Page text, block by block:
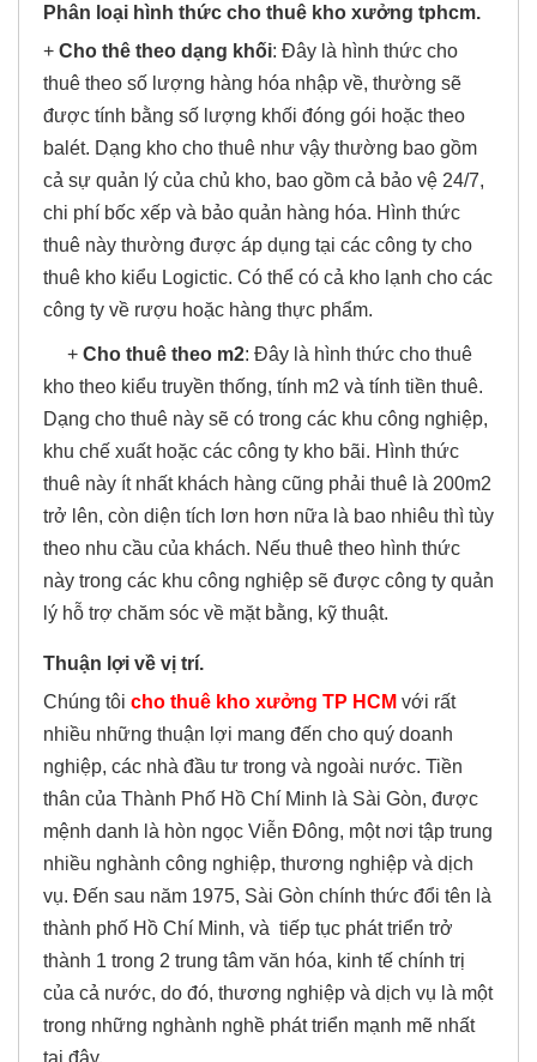
Phân loại hình thức cho thuê kho xưởng tphcm.
+ Cho thê theo dạng khối: Đây là hình thức cho
thuê theo số lượng hàng hóa nhập về, thường sẽ
được tính bằng số lượng khối đóng gói hoặc theo
balét. Dạng kho cho thuê như vậy thường bao gồm
cả sự quản lý của chủ kho, bao gồm cả bảo vệ 24/7,
chi phí bốc xếp và bảo quản hàng hóa. Hình thức
thuê này thường được áp dụng tại các công ty cho
thuê kho kiểu Logictic. Có thể có cả kho lạnh cho các
công ty về rượu hoặc hàng thực phẩm.
+ Cho thuê theo m2: Đây là hình thức cho thuê
kho theo kiểu truyền thống, tính m2 và tính tiền thuê.
Dạng cho thuê này sẽ có trong các khu công nghiệp,
khu chế xuất hoặc các công ty kho bãi. Hình thức
thuê này ít nhất khách hàng cũng phải thuê là 200m2
trở lên, còn diện tích lơn hơn nữa là bao nhiêu thì tùy
theo nhu cầu của khách. Nếu thuê theo hình thức
này trong các khu công nghiệp sẽ được công ty quản
lý hỗ trợ chăm sóc về mặt bằng, kỹ thuật.
Thuận lợi về vị trí.
Chúng tôi cho thuê kho xưởng TP HCM với rất
nhiều những thuận lợi mang đến cho quý doanh
nghiệp, các nhà đầu tư trong và ngoài nước. Tiền
thân của Thành Phố Hồ Chí Minh là Sài Gòn, được
mệnh danh là hòn ngọc Viễn Đông, một nơi tập trung
nhiều nghành công nghiệp, thương nghiệp và dịch
vụ. Đến sau năm 1975, Sài Gòn chính thức đổi tên là
thành phố Hồ Chí Minh, và tiếp tục phát triển trở
thành 1 trong 2 trung tâm văn hóa, kinh tế chính trị
của cả nước, do đó, thương nghiệp và dịch vụ là một
trong những nghành nghề phát triển mạnh mẽ nhất
tại đây.